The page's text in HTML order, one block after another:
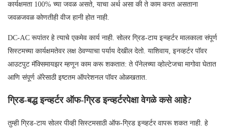
कार्यक्षमता 100% च्या जवळ असते, याचा अर्थ असा की ते काम करत असताना
जवळजवळ कोणतीही वीज हानी होत नाही.
DC-AC रूपांतर हे त्याचे एकमेव कार्य नाही. सोलर ग्रिड-टाय इन्व्हर्टर मालकाला संपूर्ण
सिस्टमच्या कार्यक्षमतेवर लक्ष ठेवण्याचा पर्याय देखील देतो. याशिवाय, इनव्हर्टर पॉवर
आउटपुट मॅक्सिमायझर म्हणून काम करू शकतात: ते पॅनेलच्या व्होल्टेजचा मागोवा घेतात
आणि संपूर्ण ॲरेसाठी इष्टतम ऑपरेशनल पॉवर ओळखतात.
ग्रिड-बद्ध इन्व्हर्टर ऑफ-ग्रिड इन्व्हर्टरपेक्षा वेगळे कसे आहे?
तुम्ही ग्रिड-टाय सोलर पीव्ही सिस्टमसाठी ऑफ-ग्रिड इन्व्हर्टर वापरू शकत नाही. हे